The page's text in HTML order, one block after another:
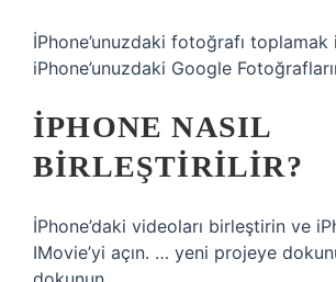
İPhone’unuzdaki fotoğrafı toplamak
iPhone’unuzdaki Google
IPHONE NASIL
BIRLEŞTIRILIR?
İPhone’daki videoları birleştirin ve
IMovie’yi açın. … yeni projeye